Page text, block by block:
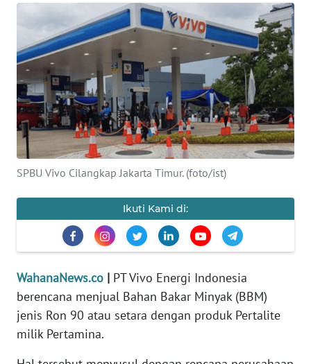
SPBU Vivo Cilangkap Jakarta Timur. (foto/ist)
Ikuti Kami di:
WahanaNews.co | PT Vivo Energi Indonesia
berencana menjual Bahan Bakar Minyak (BBM)
jenis Ron 90 atau setara dengan produk Pertalite
milik Pertamina.
EKUIN
SAINS-TEKNO
KESEHATAN
INTERNASIONAL
SERBA-SERBI
PENDIDIKAN
OLAHRAGA
OPINI
EDITORIAL